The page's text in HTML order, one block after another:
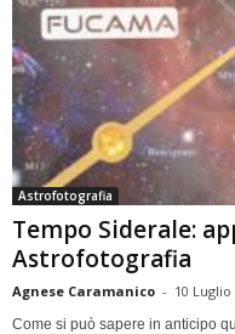
Astrofotografia
Tempo Siderale:
Astrofotografia
Agnese Caramanico - 10 Luglio
Come si può sapere in anticipo